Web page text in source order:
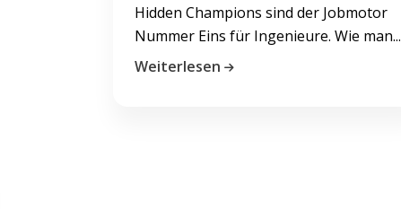
Hidden Champions sind der Jobmotor
Nummer Eins für Ingenieure. Wie man...
Weiterlesen